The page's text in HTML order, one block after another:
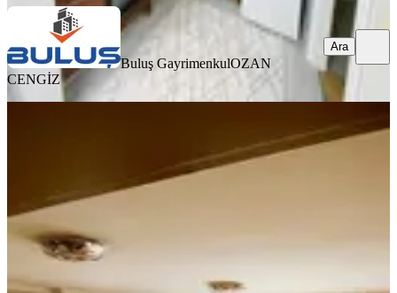
Buluş GayrimenkulOZAN
CENGİZ
Ara
Sd Emlak & Gayrimenkulden Kıyı
Boyu İsmetpaşa 3+1 Kiralık Daire
Seyhan, İsmetpaşa Mahallesi